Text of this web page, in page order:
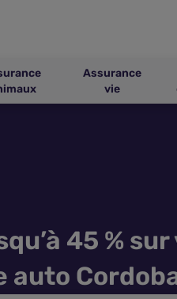
Assurance
vie
45 %
auto